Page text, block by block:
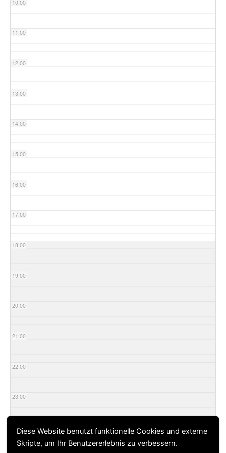
Diese Website benutzt funktionelle Cookies und externe
Skripte, um Ihr Benutzererlebnis zu verbessern.
10:00
11:00
12:00
13:00
14:00
15:00
16:00
17:00
18:00
19:00
20:00
21:00
22:00
23:00